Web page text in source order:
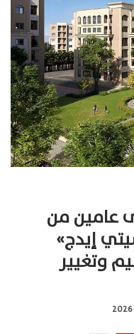
عامين من
إيدج»
وتغيير